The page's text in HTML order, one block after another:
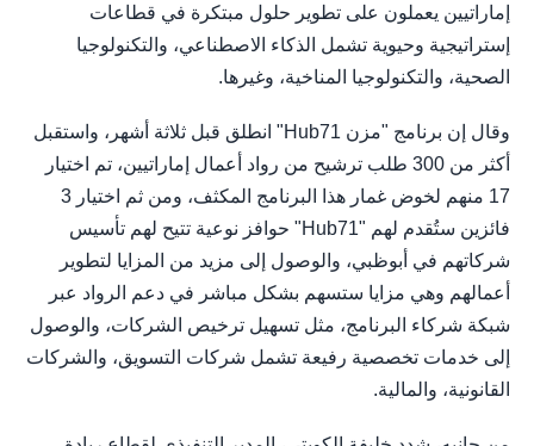
إماراتيين يعملون على تطوير حلول مبتكرة في قطاعات
إستراتيجية وحيوية تشمل الذكاء الاصطناعي، والتكنولوجيا
الصحية، والتكنولوجيا المناخية، وغيرها.
وقال إن برنامج "مزن Hub71" انطلق قبل ثلاثة أشهر، واستقبل
أكثر من 300 طلب ترشيح من رواد أعمال إماراتيين، تم اختيار
17 منهم لخوض غمار هذا البرنامج المكثف، ومن ثم اختيار 3
فائزين ستُقدم لهم "Hub71" حوافز نوعية تتيح لهم تأسيس
شركاتهم في أبوظبي، والوصول إلى مزيد من المزايا لتطوير
أعمالهم وهي مزايا ستسهم بشكل مباشر في دعم الرواد عبر
شبكة شركاء البرنامج، مثل تسهيل ترخيص الشركات، والوصول
إلى خدمات تخصصية رفيعة تشمل شركات التسويق، والشركات
القانونية، والمالية.